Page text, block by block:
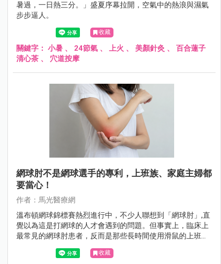
暑過，一日熱三分。」盛夏序幕拉開，空氣中的熱浪與濕氣
步步逼人。
收藏
關鍵字： 小暑 、 24節氣 、 上火 、 美顏針灸 、 百合蓮子
清心茶 、 穴道按摩
網球肘不是網球選手的專利，上班族、家庭主婦都
要當心！
作者：馬光醫療網
溫布頓網球錦標賽熱烈進行中，不少人聯想到「網球肘」,直
覺以為這是打網球的人才會遇到的問題。但事實上，臨床上
最常見的網球肘患者，反而是那些長時間使用滑鼠的上班
族、廚師、木工、美髮師,甚至是每天擰毛巾、提重物的家庭
收藏